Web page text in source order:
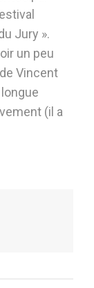
Jury ».
un peu
Vincent
(il a